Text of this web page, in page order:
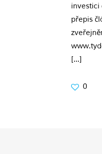
investici
přepis
[…]
0